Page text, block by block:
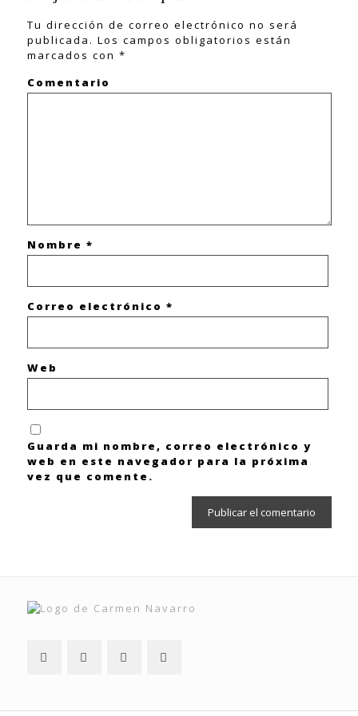
Tu dirección de correo electrónico no será
publicada. Los campos obligatorios están
marcados con *
Comentario
Nombre *
Correo electrónico *
Web
Guarda mi nombre, correo electrónico y
web en este navegador para la próxima
vez que comente.